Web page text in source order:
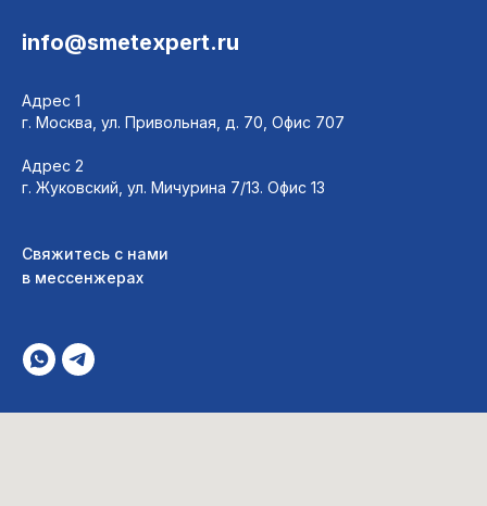
info@smetexpert.ru
Адрес 1
г. Москва, ул. Привольная, д. 70, Офис 707
Адрес 2
г. Жуковский, ул. Мичурина 7/13. Офис 13
Свяжитесь с нами
в мессенжерах